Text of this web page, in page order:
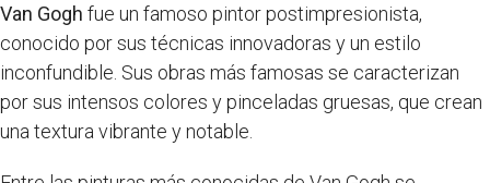
Van Gogh fue un famoso pintor postimpresionista,
conocido por sus técnicas innovadoras y un estilo
inconfundible. Sus obras más famosas se caracterizan
por sus intensos colores y pinceladas gruesas, que crean
una textura vibrante y notable.